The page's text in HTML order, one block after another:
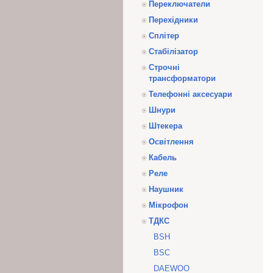
Переключатели
Перехідники
Сплітер
Стабілізатор
Строчні
трансформатори
Телефонні аксесуари
Шнури
Штекера
Освітлення
Кабель
Реле
Наушник
Мікрофон
ТДКС
BSH
BSC
DAEWOO